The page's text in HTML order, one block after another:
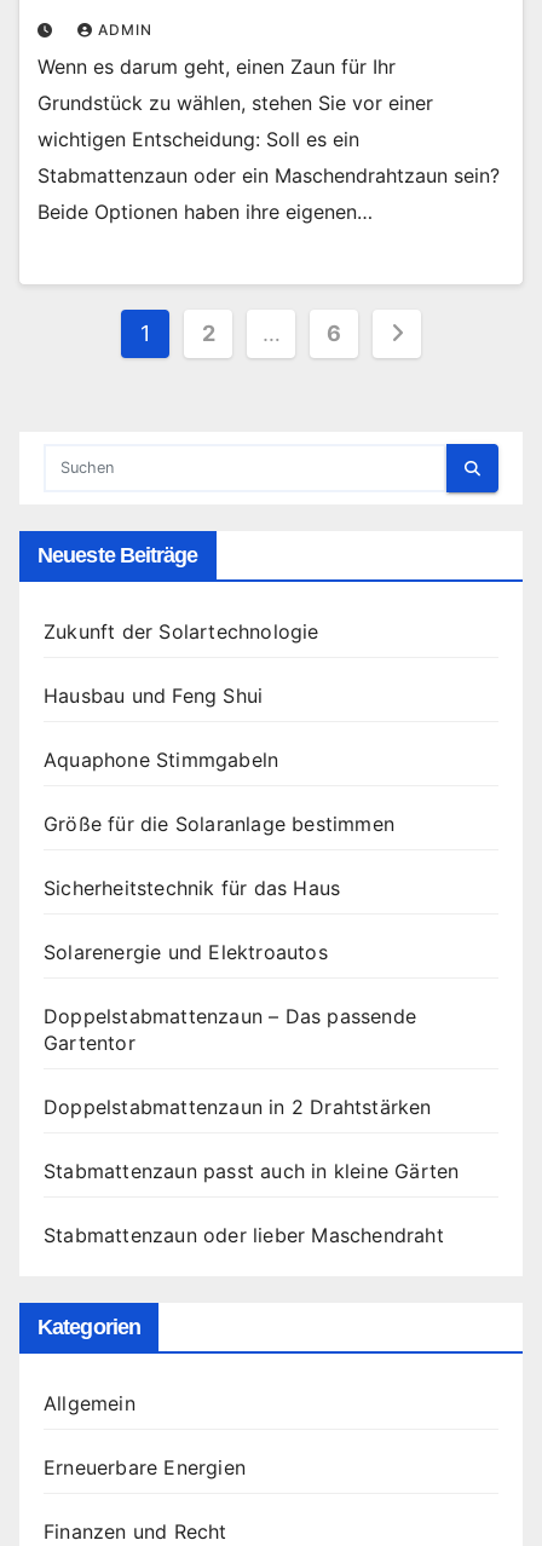
ADMIN
Wenn es darum geht, einen Zaun für Ihr
Grundstück zu wählen, stehen Sie vor einer
wichtigen Entscheidung: Soll es ein
Stabmattenzaun oder ein Maschendrahtzaun sein?
Beide Optionen haben ihre eigenen…
Seitennummerierung
1 2 … 6
Neueste Beiträge
Zukunft der Solartechnologie
Hausbau und Feng Shui
Aquaphone Stimmgabeln
Größe für die Solaranlage bestimmen
Sicherheitstechnik für das Haus
Solarenergie und Elektroautos
Doppelstabmattenzaun – Das passende
Gartentor
Doppelstabmattenzaun in 2 Drahtstärken
Stabmattenzaun passt auch in kleine Gärten
Stabmattenzaun oder lieber Maschendraht
Kategorien
Allgemein
Erneuerbare Energien
Finanzen und Recht